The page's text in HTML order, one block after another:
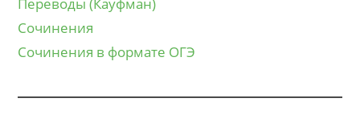
Сочинения
Сочинения в формате ОГЭ